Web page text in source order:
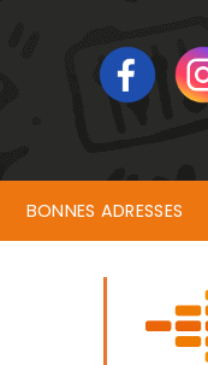
BONNES ADRESSES